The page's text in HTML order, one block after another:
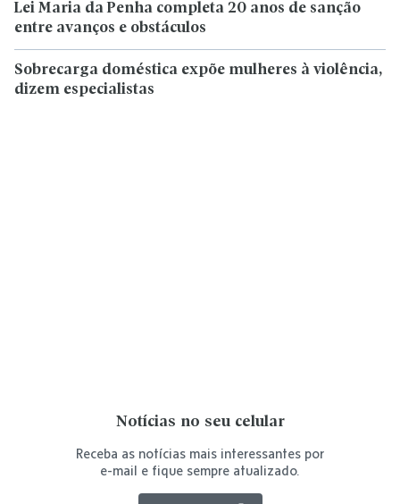
Lei Maria da Penha completa 20 anos de sanção
entre avanços e obstáculos
Sobrecarga doméstica expõe mulheres à violência,
dizem especialistas
Notícias no seu celular
Receba as notícias mais interessantes por
e-mail e fique sempre atualizado.